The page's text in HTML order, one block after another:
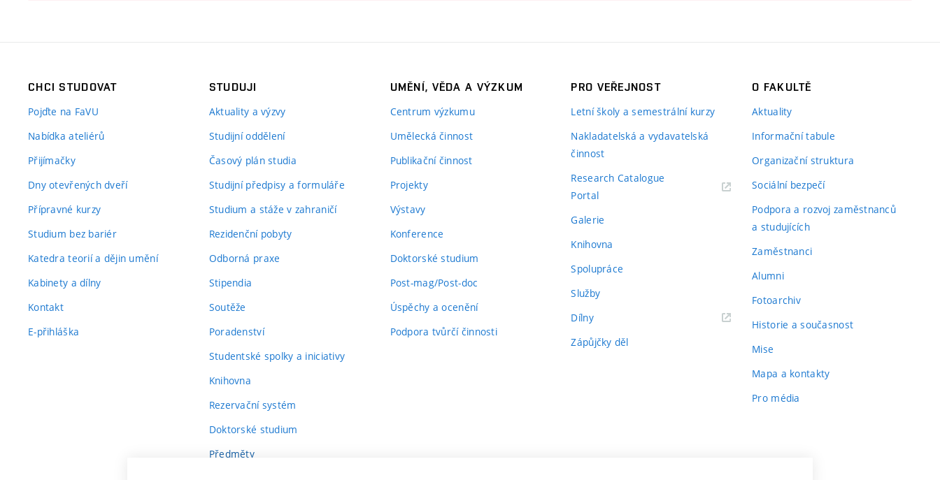
CHCI STUDOVAT
Pojďte na FaVU
Nabídka ateliérů
Přijímačky
Dny otevřených dveří
Přípravné kurzy
Studium bez bariér
Katedra teorií a dějin umění
Kabinety a dílny
Kontakt
E-přihláška
STUDUJI
Aktuality a výzvy
Studijní oddělení
Časový plán studia
Studijní předpisy a formuláře
Studium a stáže v zahraničí
Rezidenční pobyty
Odborná praxe
Stipendia
Soutěže
Poradenství
Studentské spolky a iniciativy
Knihovna
Rezervační systém
Doktorské studium
Předměty
UMĚNÍ, VĚDA A VÝZKUM
Centrum výzkumu
Umělecká činnost
Publikační činnost
Projekty
Výstavy
Konference
Doktorské studium
Post-mag/Post-doc
Úspěchy a ocenění
Podpora tvůrčí činnosti
PRO VEŘEJNOST
Letní školy a semestrální kurzy
Nakladatelská a vydavatelská
činnost
Research Catalogue
Portal
Galerie
Knihovna
Spolupráce
Služby
Dílny
Zápůjčky děl
O FAKULTĚ
Aktuality
Informační tabule
Organizační struktura
Sociální bezpečí
Podpora a rozvoj zaměstnanců
a studujících
Zaměstnanci
Alumni
Fotoarchiv
Historie a současnost
Mise
Mapa a kontakty
Pro média